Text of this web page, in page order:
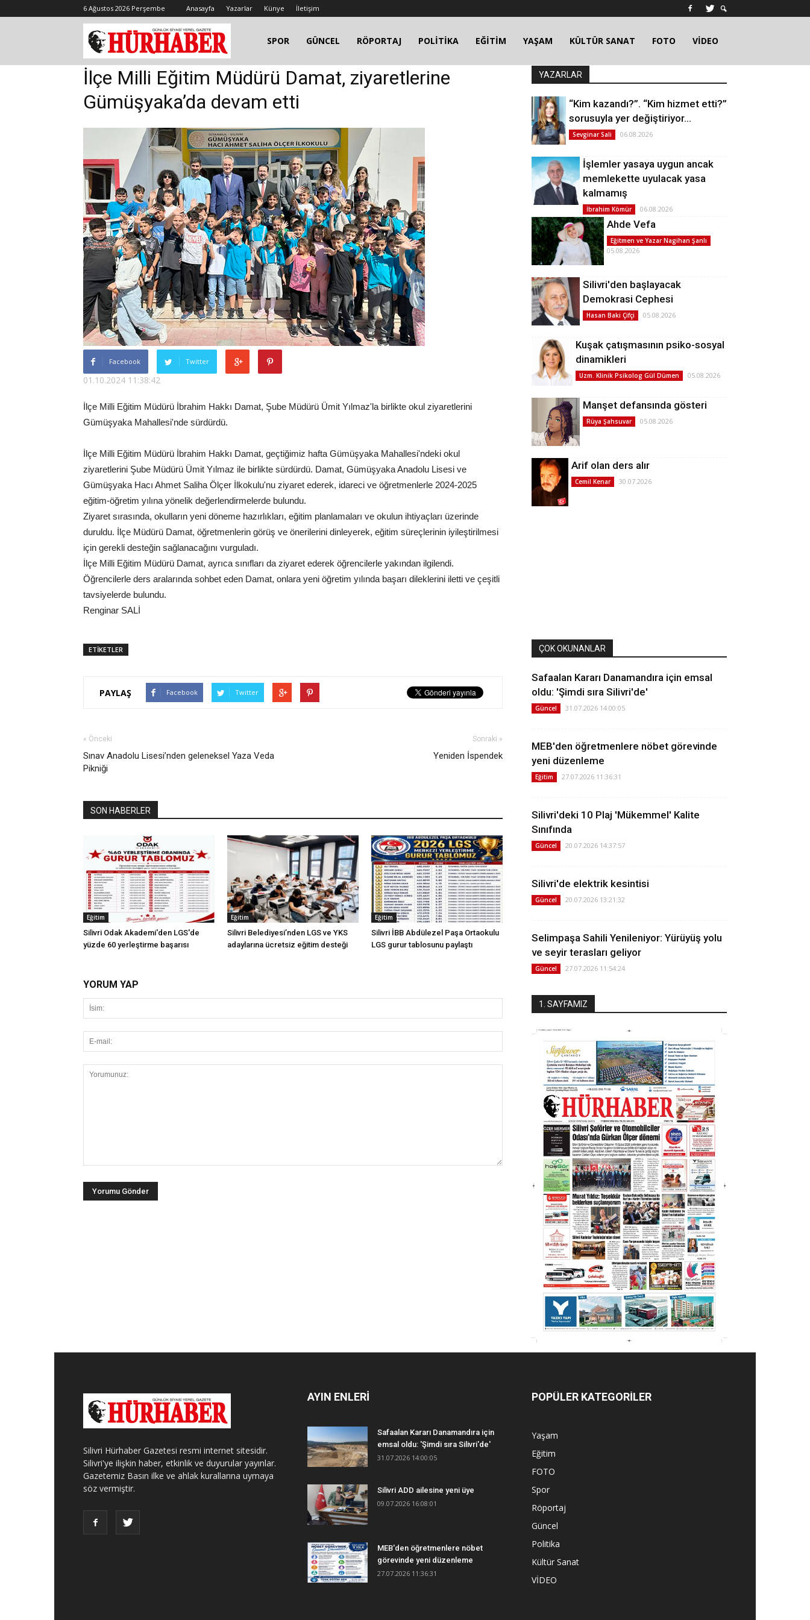
6 Ağustos 2026 Perşembe Anasayfa Yazarlar Künye İletişim
SPOR GÜNCEL RÖPORTAJ POLİTİKA EĞİTİM YAŞAM KÜLTÜR SANAT FOTO VİDEO
İlçe Milli Eğitim Müdürü Damat, ziyaretlerine
Gümüşyaka’da devam etti
Facebook Twitter
01.10.2024 11:38:42
İlçe Milli Eğitim Müdürü İbrahim Hakkı Damat, Şube Müdürü Ümit Yılmaz'la birlikte okul ziyaretlerini
Gümüşyaka Mahallesi'nde sürdürdü.
İlçe Milli Eğitim Müdürü İbrahim Hakkı Damat, geçtiğimiz hafta Gümüşyaka Mahallesi'ndeki okul
ziyaretlerini Şube Müdürü Ümit Yılmaz ile birlikte sürdürdü. Damat, Gümüşyaka Anadolu Lisesi ve
Gümüşyaka Hacı Ahmet Saliha Ölçer İlkokulu'nu ziyaret ederek, idareci ve öğretmenlerle 2024-2025
eğitim-öğretim yılına yönelik değerlendirmelerde bulundu.
Ziyaret sırasında, okulların yeni döneme hazırlıkları, eğitim planlamaları ve okulun ihtiyaçları üzerinde
duruldu. İlçe Müdürü Damat, öğretmenlerin görüş ve önerilerini dinleyerek, eğitim süreçlerinin iyileştirilmesi
için gerekli desteğin sağlanacağını vurguladı.
İlçe Milli Eğitim Müdürü Damat, ayrıca sınıfları da ziyaret ederek öğrencilerle yakından ilgilendi.
Öğrencilerle ders aralarında sohbet eden Damat, onlara yeni öğretim yılında başarı dileklerini iletti ve çeşitli
tavsiyelerde bulundu.
Renginar SALİ
ETİKETLER
PAYLAŞ Facebook Twitter
« Önceki
Sınav Anadolu Lisesi’nden geleneksel Yaza Veda
Pikniği
Sonraki »
Yeniden İspendek
SON HABERLER
Eğitim
Silivri Odak Akademi'den LGS'de
yüzde 60 yerleştirme başarısı
Eğitim
Silivri Belediyesi’nden LGS ve YKS
adaylarına ücretsiz eğitim desteği
Eğitim
Silivri İBB Abdülezel Paşa Ortaokulu
LGS gurur tablosunu paylaştı
YORUM YAP
YAZARLAR
“Kim kazandı?”. “Kim hizmet etti?”
sorusuyla yer değiştiriyor…
Sevginar Sali 06.08.2026
İşlemler yasaya uygun ancak
memlekette uyulacak yasa
kalmamış
İbrahim Kömür 06.08.2026
Ahde Vefa
Eğitmen ve Yazar Nagihan Şanlı
05.08.2026
Silivri'den başlayacak
Demokrasi Cephesi
Hasan Baki Çifçi 05.08.2026
Kuşak çatışmasının psiko-sosyal
dinamikleri
Uzm. Klinik Psikolog Gül Dümen 05.08.2026
Manşet defansında gösteri
Rüya Şahsuvar 05.08.2026
Arif olan ders alır
Cemil Kenar 30.07.2026
ÇOK OKUNANLAR
Safaalan Kararı Danamandıra için emsal
oldu: 'Şimdi sıra Silivri'de'
Güncel 31.07.2026 14:00:05
MEB'den öğretmenlere nöbet görevinde
yeni düzenleme
Eğitim 27.07.2026 11:36:31
Silivri'deki 10 Plaj 'Mükemmel' Kalite
Sınıfında
Güncel 20.07.2026 14:37:57
Silivri'de elektrik kesintisi
Güncel 20.07.2026 13:21:32
Selimpaşa Sahili Yenileniyor: Yürüyüş yolu
ve seyir terasları geliyor
Güncel 27.07.2026 11:54:24
1. SAYFAMIZ
Silivri Hürhaber Gazetesi resmi internet sitesidir.
Silivri'ye ilişkin haber, etkinlik ve duyurular yayınlar.
Gazetemiz Basın ilke ve ahlak kurallarına uymaya
söz vermiştir.
AYIN ENLERİ
Safaalan Kararı Danamandıra için
emsal oldu: 'Şimdi sıra Silivri'de'
31.07.2026 14:00:05
Silivri ADD ailesine yeni üye
09.07.2026 16:08:01
MEB'den öğretmenlere nöbet
görevinde yeni düzenleme
27.07.2026 11:36:31
POPÜLER KATEGORİLER
Yaşam
Eğitim
FOTO
Spor
Röportaj
Güncel
Politika
Kültür Sanat
VİDEO